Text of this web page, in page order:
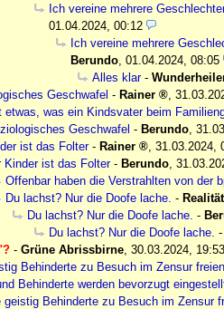
Ich vereine mehrere
01.04.2024, 00:12
Ich vereine mehrere
Berundo 01.04.2024, 08:05
Alles klar-
Geschwafel - Rainer
etwas, was ein Kindsvater beim
Geschwafel - Berundo
ist das Folter- Rainer
31.03.2024,
Kinder ist das Folter- Berundo
Offenbar haben die Verstrahlten von der
Du lachst? Nur die Doofe lache. - Realität
Du lachst? Nur die Doofe lache. -
Du lachst? Nur die Doofe lache.
- Grüne Abrissbirne 30.03.2024, 19:53
Behinderte zu Besuch im Zensur
Behinderte werden bevorzugt
geistig Behinderte zu Besuch im Zensur